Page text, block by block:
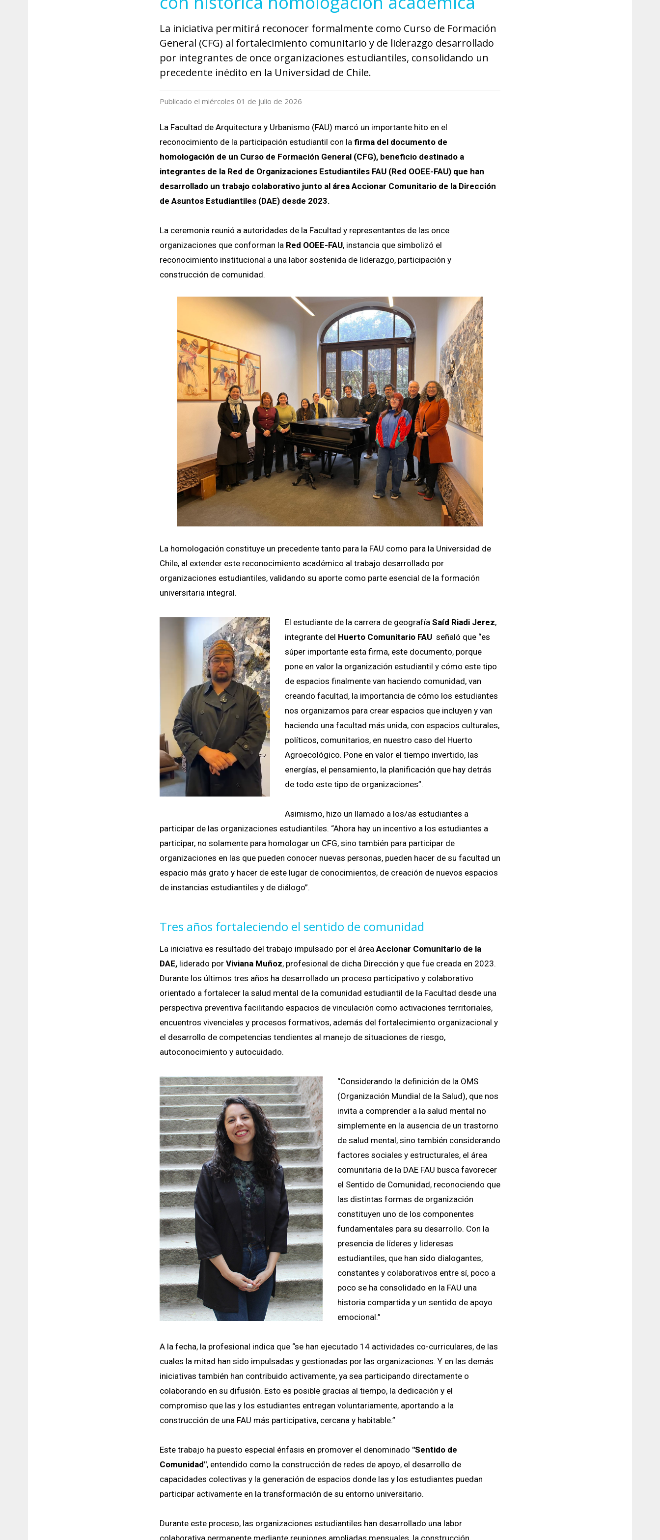
La iniciativa permitirá reconocer formalmente como Curso de Formación
General (CFG) al fortalecimiento comunitario y de liderazgo desarrollado
por integrantes de once organizaciones estudiantiles, consolidando un
precedente inédito en la Universidad de Chile.
Publicado el miércoles 01 de julio de 2026
La Facultad de Arquitectura y Urbanismo (FAU) marcó un importante hito en el
reconocimiento de la participación estudiantil con la firma del documento de
homologación de un Curso de Formación General (CFG), beneficio destinado a
integrantes de la Red de Organizaciones Estudiantiles FAU (Red OOEE-FAU) que han
desarrollado un trabajo colaborativo junto al área Accionar Comunitario de la Dirección
de Asuntos Estudiantiles (DAE) desde 2023.
La ceremonia reunió a autoridades de la Facultad y representantes de las once
organizaciones que conforman la Red OOEE-FAU, instancia que simbolizó el
reconocimiento institucional a una labor sostenida de liderazgo, participación y
construcción de comunidad.
La homologación constituye un precedente tanto para la FAU como para la Universidad de
Chile, al extender este reconocimiento académico al trabajo desarrollado por
organizaciones estudiantiles, validando su aporte como parte esencial de la formación
universitaria integral.
El estudiante de la carrera de geografía Saíd Riadi Jerez,
integrante del Huerto Comunitario FAUseñaló que “es
súper importante esta firma, este documento, porque
pone en valor la organización estudiantil y cómo este tipo
de espacios finalmente van haciendo comunidad, van
creando facultad, la importancia de cómo los estudiantes
nos organizamos para crear espacios que incluyen y van
haciendo una facultad más unida, con espacios culturales,
políticos, comunitarios, en nuestro caso del Huerto
Agroecológico. Pone en valor el tiempo invertido, las
energías, el pensamiento, la planificación que hay detrás
de todo este tipo de organizaciones”.
Asimismo, hizo un llamado a los/as estudiantes a
participar de las organizaciones estudiantiles. “Ahora hay un incentivo a los estudiantes a
participar, no solamente para homologar un CFG, sino también para participar de
organizaciones en las que pueden conocer nuevas personas, pueden hacer de su facultad un
espacio más grato y hacer de este lugar de conocimientos, de creación de nuevos espacios
de instancias estudiantiles y de diálogo”.
Tres años fortaleciendo el sentido de comunidad
La iniciativa es resultado del trabajo impulsado por el áreaAccionar Comunitario de la
DAE,liderado por Viviana Muñoz, profesional de dicha Dirección y que fue creada en 2023.
Durante los últimos tres años ha desarrollado un proceso participativo y colaborativo
orientado a fortalecer la salud mental de la comunidad estudiantil de la Facultad desde una
perspectiva preventiva facilitando espacios de vinculación como activaciones territoriales,
encuentros vivenciales y procesos formativos, además del fortalecimiento organizacional y
el desarrollo de competencias tendientes al manejo de situaciones de riesgo,
autoconocimiento y autocuidado.
“Considerando la definición de la OMS
(Organización Mundial de la Salud), que nos
invita a comprender a la salud mental no
simplemente en la ausencia de un trastorno
de salud mental, sino también considerando
factores sociales y estructurales, el área
comunitaria de la DAE FAU busca favorecer
el Sentido de Comunidad, reconociendo que
las distintas formas de organización
constituyen uno de los componentes
fundamentales para su desarrollo. Con la
presencia de líderes y lideresas
estudiantiles, que han sido dialogantes,
constantes y colaborativos entre sí, poco a
poco se ha consolidado en la FAU una
historia compartida y un sentido de apoyo
emocional.”
A la fecha, la profesional indica que “se han ejecutado 14 actividades co-curriculares, de las
cuales la mitad han sido impulsadas y gestionadas por las organizaciones. Y en las demás
iniciativas también han contribuido activamente, ya sea participando directamente o
colaborando en su difusión. Esto es posible gracias al tiempo, la dedicación y el
compromiso que las y los estudiantes entregan voluntariamente, aportando a la
construcción de una FAU más participativa, cercana y habitable.”
Este trabajo ha puesto especial énfasis en promover el denominado "Sentido de
Comunidad", entendido como la construcción de redes de apoyo, el desarrollo de
capacidades colectivas y la generación de espacios donde las y los estudiantes puedan
participar activamente en la transformación de su entorno universitario.
Durante este proceso, las organizaciones estudiantiles han desarrollado una labor